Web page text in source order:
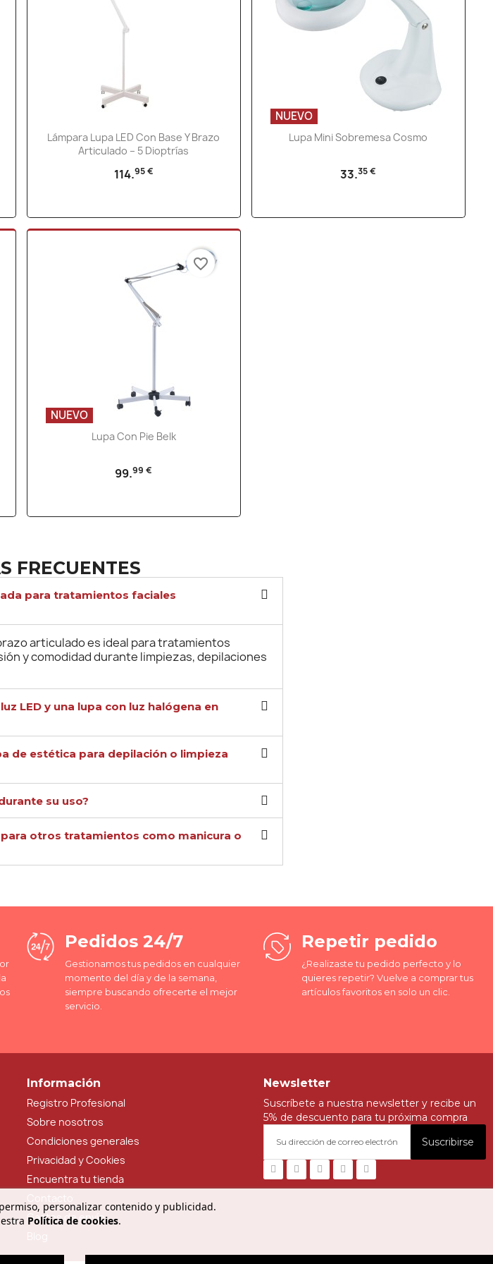
Vista rápida
Lámpara Lupa LED Con Base Y Brazo
Articulado – 5 Dioptrías
114.95 €
Vista rápida
Lupa Mini Sobremesa Cosmo
33.35 €
NUEVO
Vista rápida
Lupa Con Pie Belk
99.99 €
NUEVO
favorite_border
FRECUENTES
para tratamientos faciales
articulado es ideal para tratamientos
y comodidad durante limpiezas, depilaciones
LED y una lupa con luz halógena en
de estética para depilación o limpieza
su uso?
otros tratamientos como manicura o
personalizar contenido y publicidad.
Política de cookies.
Pedidos 24/7
Gestionamos tus pedidos en cualquier
momento del día y de la semana,
siempre buscando ofrecerte el mejor
servicio.
Repetir pedido
¿Realizaste tu pedido perfecto y lo
quieres repetir? Vuelve a comprar tus
artículos favoritos en solo un clic.
Información
Registro Profesional
Sobre nosotros
Condiciones generales
Privacidad y Cookies
Encuentra tu tienda
Gastos de envío
Newsletter
Suscríbete a nuestra newsletter y recibe un
5% de descuento para tu próxima compra
Suscribirse